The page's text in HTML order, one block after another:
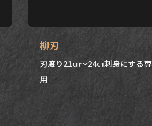
柳刃
刃渡り21㎝～24㎝刺身にする専
用